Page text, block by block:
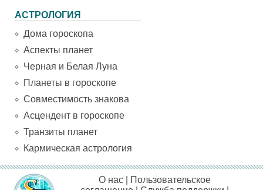
АСТРОЛОГИЯ
Дома гороскопа
Аспекты планет
Черная и Белая Луна
Планеты в гороскопе
Совместимость знакова
Асцендент в гороскопе
Транзиты планет
Кармическая астрология
О нас
Пользовательское